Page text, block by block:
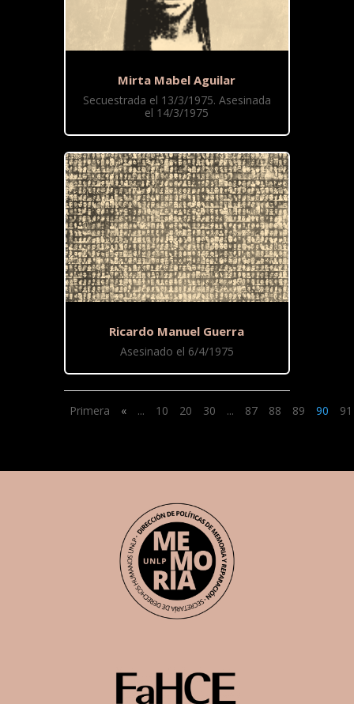
Mirta Mabel Aguilar
Secuestrada el 13/3/1975. Asesinada
el 14/3/1975
Ricardo Manuel Guerra
Asesinado el 6/4/1975
Primera « ... 10 20 30 ... 87 88 89 90 91